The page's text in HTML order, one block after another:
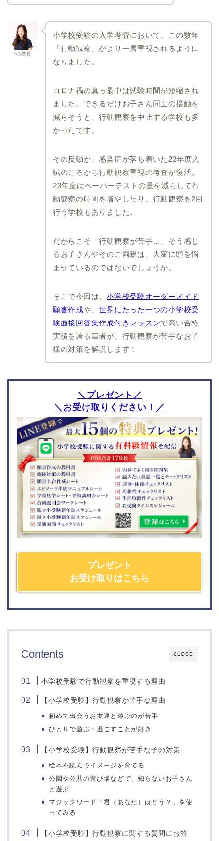
うみ塾長
小学校受験の入学考査において、この数年
「行動観察」がより一層重視されるように
なりました。
コロナ禍の真っ最中は試験時間が短縮され
ました。できるだけお子さん同士の接触を
減らそうと、行動観察を中止する学校も多
かったです。
その反動か、感染症が落ち着いた22年度入
試のころから行動観察重視の考査が復活。
23年度はペーパーテストの量を減らして行
動観察の時間を増やしたり、行動観察を2回
行う学校もありました。
だからこそ「行動観察が苦手…」そう感じ
るお子さんやそのご両親は、大変に頭を悩
ませているのではないでしょうか。
そこで今回は、小学校受験オーダーメイド
願書作成や、世界にたった一つの小学校受
験面接回答集作成付きレッスンで高い合格
実績を誇る筆者が、行動観察が苦手なお子
様の対策を解説します！
＼プレゼント／
＼お受け取りください！／
プレゼント
お受け取りはこちら
CLOSE
Contents
小学校受験で行動観察を重視する理由
【小学校受験】行動観察が苦手な理由
初めて出会うお友達と遊ぶのが苦手
ひとりで遊ぶ・過ごすことが好き
【小学校受験】行動観察が苦手な子の対策
絵本を読んでイメージを育てる
公園や公共の遊び場などで、知らないお子さん
と遊ぶ
マジックワード「君（あなた）はどう？」を使
ってみる
【小学校受験】行動観察に関する質問にお答
学校
群馬県
群馬大学共同教育学部附
山梨県
静岡大学教育学部附属静
静岡大学教育学部附属浜
福島県
福島大学附属小学校
大阪信愛学院小学校
大阪教育大学附属天王寺
大阪教育大学附属平野小
関西大学初等部
大阪金剛インターナショ
追手門学院小学校
箕面自由学園小学校
賢明学院小学校
関西創価小学校
城南学園小学校
城星学園小学校
香里ヌヴェール学院小学
校
千葉県
国府台女子学院小学部
暁星国際小学校
千葉大学教育学部附属小
学校
光風台三育小学校
成田高等学校付属小学校
聖徳大学附属小学校
北海道
北海道教育大学附属旭川
小学校
北海道教育大学附属札幌
小学校
愛知県
瀬戸SOLAN学園初等中等
部
椙山女学園大学附属小学
校
名進研小学校
南山大学附属小学校
問題・教材 編入対策
東京都
早稲田実業学校初等部
成蹊小学校
桐朋学園小学校
聖心女子学院初等科
川村小学校
品川翔英小学校
立教女学院小学校
サレジアン国際学園目黒
星美小学校
東京学芸大学附属小金井
成城学園初等学校
関東学院六浦小学校
森村学園初等部
カリタス小学校
関東学院小学校
捜真小学校
相模女子大学小学部
日本大学藤沢小学校
平和学園小学校
桐光学園小学校